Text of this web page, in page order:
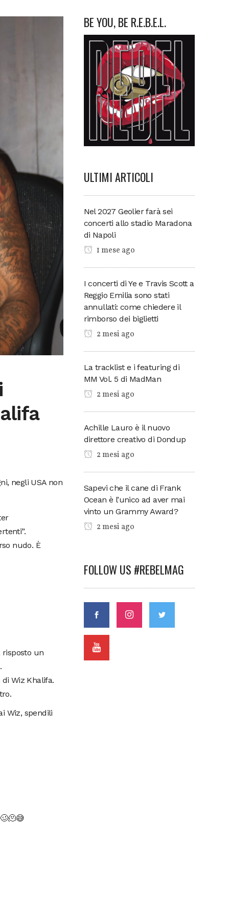
negli USA non
nudo. È
risposto un
Wiz Khalifa.
Wiz, spendili
BE YOU, BE R.E.B.E.L.
ULTIMI ARTICOLI
Nel 2027 Geolier farà sei
concerti allo stadio Maradona
di Napoli
1 mese ago
I concerti di Ye e Travis Scott a
Reggio Emilia sono stati
annullati: come chiedere il
rimborso dei biglietti
2 mesi ago
La tracklist e i featuring di
MM Vol. 5 di MadMan
2 mesi ago
Achille Lauro è il nuovo
direttore creativo di Dondup
2 mesi ago
Sapevi che il cane di Frank
Ocean è l’unico ad aver mai
vinto un Grammy Award?
2 mesi ago
FOLLOW US #REBELMAG